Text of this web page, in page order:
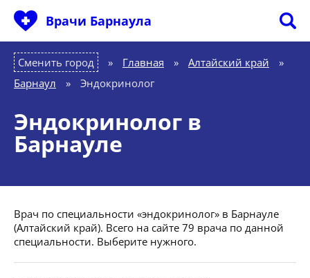
Врачи Барнаула
Сменить город Главная » Алтайский край
»
Барнаул
» Эндокринолог
Эндокринолог в
Барнауле
Врач по специальности «эндокринолог» в Барнауле
(Алтайский край). Всего на сайте 79 врача по данной
специальности. Выберите нужного.